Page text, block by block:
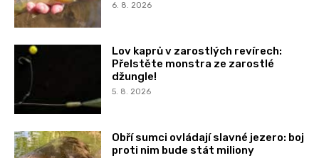
6. 8. 2026
Lov kaprů v zarostlých revírech:
Přelstěte monstra ze zarostlé
džungle!
5. 8. 2026
Obří sumci ovládají slavné jezero: boj
proti nim bude stát miliony